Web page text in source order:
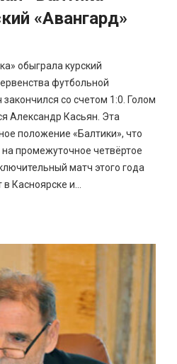
«Авангард»
обыграла курский
футбольной
со счетом 1:0. Голом
Александр Касьян. Эта
положение «Балтики», что
промежуточное четвёртое
матч этого года
Касноярске и...